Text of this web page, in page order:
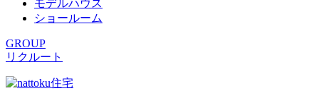
モデルハウス
ショールーム
GROUP
リクルート